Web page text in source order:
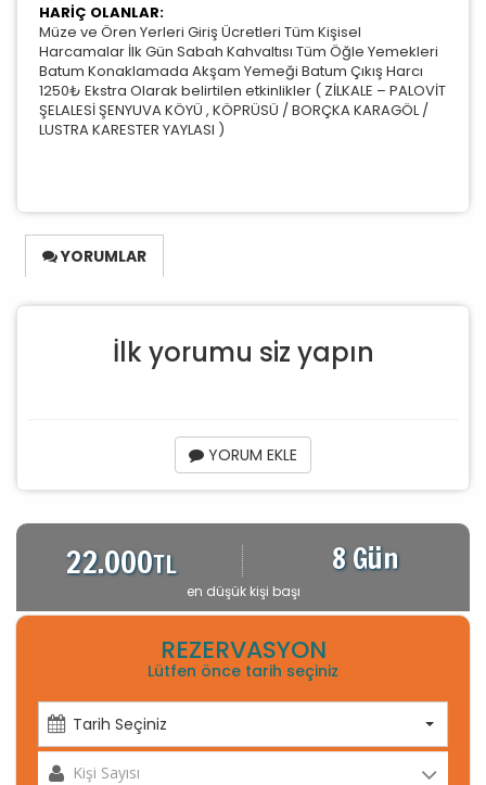
HARİÇ OLANLAR:
Müze ve Ören Yerleri Giriş Ücretleri Tüm Kişisel
Harcamalar İlk Gün Sabah Kahvaltısı Tüm Öğle Yemekleri
Batum Konaklamada Akşam Yemeği Batum Çıkış Harcı
1250₺ Ekstra Olarak belirtilen etkinlikler ( ZİLKALE – PALOVİT
ŞELALESİ ŞENYUVA KÖYÜ , KÖPRÜSÜ / BORÇKA KARAGÖL /
LUSTRA KARESTER YAYLASI )
YORUMLAR
İlk yorumu siz yapın
YORUM EKLE
22.000TL 8 Gün
en düşük kişi başı
REZERVASYON
Lütfen önce tarih seçiniz
Tarih Seçiniz